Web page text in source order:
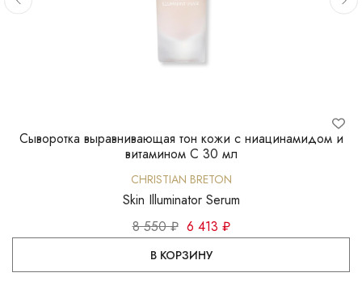
Сыворотка выравнивающая тон кожи с ниацинамидом и
витамином С 30 мл
CHRISTIAN BRETON
Skin Illuminator Serum
8 550 ₽ 6 413 ₽
В КОРЗИНУ